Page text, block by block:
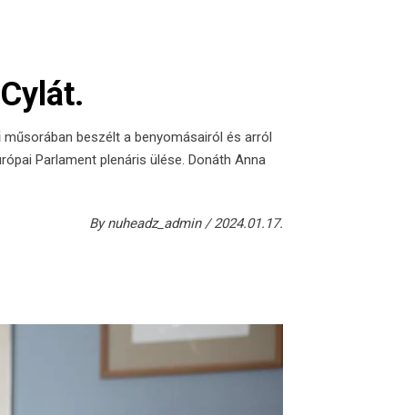
beszélt a benyomásairól és arról
Parlament plenáris ülése. Donáth Anna
Bynuheadz_admin 2024.01.17.